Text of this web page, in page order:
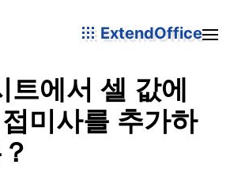
ExtendOffice
트에서 셀 값에
미사를 추가하